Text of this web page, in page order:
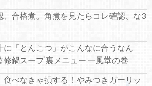
、合格煮。角煮を見たらコレ確認、な3
に「とんこつ」がこんなに合うなん
修鍋スープ 裏メニュー 一風堂の巻
食べなきゃ損する！やみつきガーリッ